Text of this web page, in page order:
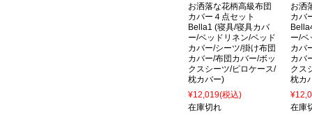
お洒落な花柄高級布団
カバー４点セット
Bella1 (寝具/寝具カバ
ー/ベッドリネン/ベッド
カバー/シーツ/掛け布団
カバー/布団カバー/ボッ
クスシーツ/ピロケース/
枕カバー)
¥12,019(税込)
在庫切れ
お洒
カバ
ー/ベ
カバ
カバ
クス
枕カ
在庫